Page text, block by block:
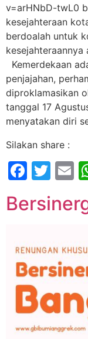
v=arHNbD-twL0
kesejahteraan
berdoalah untuk
kesejahteraannya
Kemerdekaan
penjajahan,
diproklamasikan
tanggal 17
menyatakan diri
Silakan share :